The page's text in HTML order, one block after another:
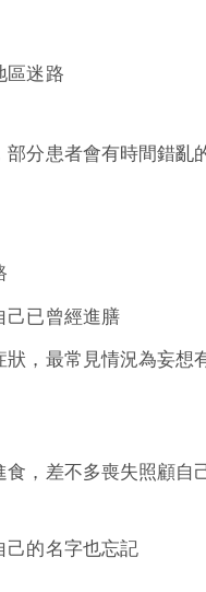
區迷路
部分患者會有時間錯亂
己已曾經進膳
，最常見情況為妄想
食，差不多喪失照顧自
己的名字也忘記